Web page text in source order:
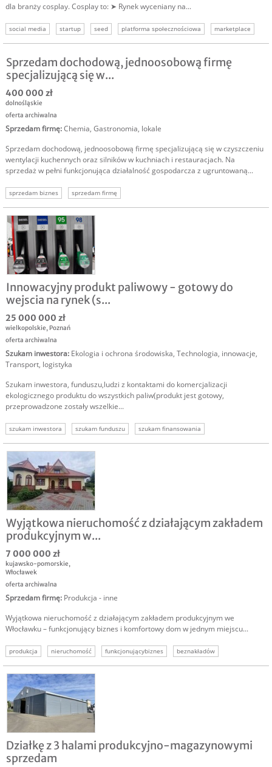
dla branży cosplay. Cosplay to: ➤ Rynek wyceniany na...
social media startup seed platforma społecznościowa marketplace
Sprzedam dochodową, jednoosobową firmę
specjalizującą się w...
400 000 zł
dolnośląskie
oferta archiwalna
Sprzedam firmę:Chemia, Gastronomia, lokale
Sprzedam dochodową, jednoosobową firmę specjalizującą się w czyszczeniu
wentylacji kuchennych oraz silników w kuchniach i restauracjach. Na
sprzedaż w pełni funkcjonująca działalność gospodarcza z ugruntowaną...
sprzedam biznes sprzedam firmę
Innowacyjny produkt paliwowy - gotowy do
wejscia na rynek (s...
25 000 000 zł
wielkopolskie, Poznań
oferta archiwalna
Szukam inwestora: Ekologia i ochrona środowiska, Technologia, innowacje,
Transport, logistyka
Szukam inwestora, funduszu,ludzi z kontaktami do komercjalizacji
ekologicznego produktu do wszystkich paliw(produkt jest gotowy,
przeprowadzone zostały wszelkie...
szukam inwestora szukam funduszu
szukam finansowania
inwestor do komercjalizacji
Wyjątkowa nieruchomość z działającym zakładem
produkcyjnym w...
7 000 000 zł
kujawsko-pomorskie,
Włocławek
oferta archiwalna
Sprzedam firmę: Produkcja - inne
Wyjątkowa nieruchomość z działającym zakładem produkcyjnym we
Włocławku – funkcjonujący biznes i komfortowy dom w jednym miejscu...
produkcja nieruchomość funkcjonującybiznes beznakładów
Działkę z 3 halami produkcyjno-magazynowymi
sprzedam